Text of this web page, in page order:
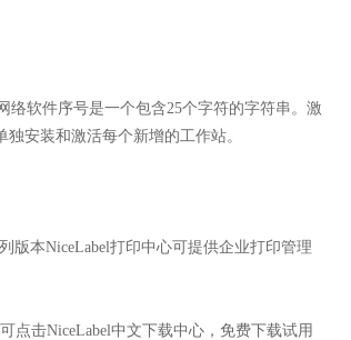
络软件序号是一个包含25个字符的字符串。激
安装和激活每个新增的工作站。
版本NiceLabel打印中心可提供企业打印管理
点击NiceLabel中文下载中心，免费下载试用